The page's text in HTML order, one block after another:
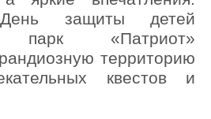
защиты детей
парк «Патриот»
территорию
квестов и